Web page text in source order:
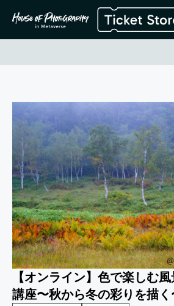
【オンライン】色で楽しむ
講座〜秋から冬の彩りを描く